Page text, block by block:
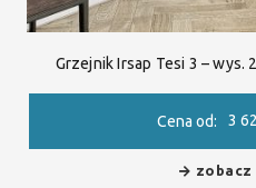
Grzejnik Irsap Tesi 3 – wys.
Cena od: 3